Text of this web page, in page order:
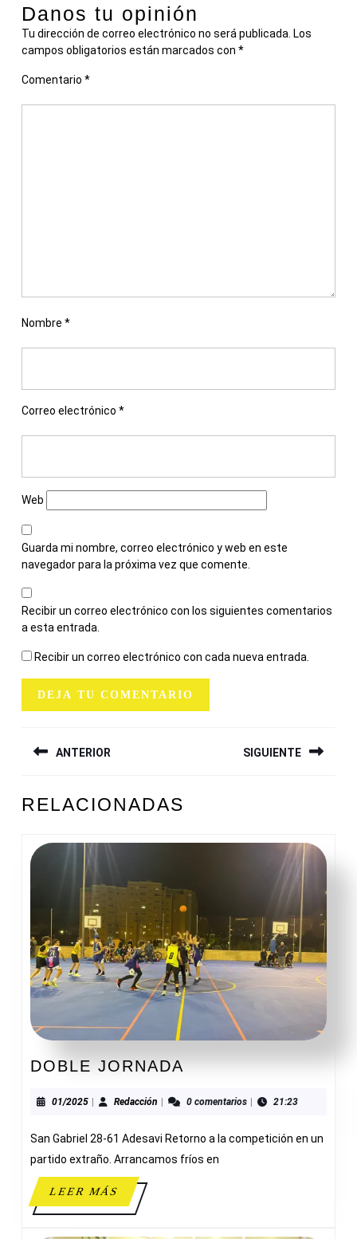
Danos tu opinión
Tu dirección de correo electrónico no será publicada. Los
campos obligatorios están marcados con *
Comentario *
Nombre *
Correo electrónico *
Web
Guarda mi nombre, correo electrónico y web en este
navegador para la próxima vez que comente.
Recibir un correo electrónico con los siguientes comentarios
a esta entrada.
Recibir un correo electrónico con cada nueva entrada.
DE
ANTERIOR
anterior:
SIGUIENTE
entrada:
RELACIONADAS
DOBLE JORNADA
01/202501/2025Redacción Redacción0 comentarios 21:23
San Gabriel 28-61 Adesavi Retorno a la competición en un
partido extraño. Arrancamos fríos en
LEER MÁSLEER
MÁS